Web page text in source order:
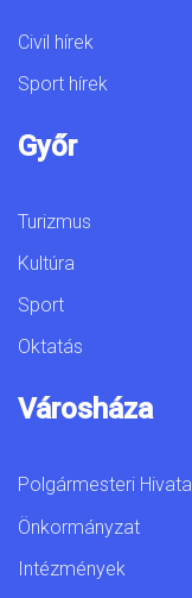
Civil hírek
Sport hírek
Győr
Turizmus
Kultúra
Sport
Oktatás
Városháza
Polgármesteri Hivatal
Önkormányzat
Intézmények